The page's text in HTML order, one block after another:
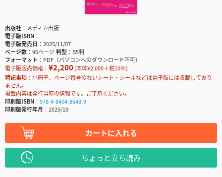
出版社
メディカ出版
電子版ISBN
電子版発売日
2025/11/07
ページ数
96ページ判型
B5判
フォーマット
PDF（パソコンへのダウンロード不可）
電子版販売価格： ¥2,200(本体¥2,000＋税10％)
特記事項
小冊子、ページ番号のないシート・シールなどは電子版には収載しており
ません。
掲載内容は発行当時の情報です。ご了承ください。
印刷版ISBN
978-4-8404-8643-9
印刷版発行年月
2025/10
カートに入れる
ちょっと立ち読み